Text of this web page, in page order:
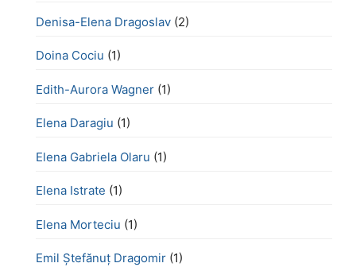
Denisa-Elena Dragoslav (2)
Doina Cociu (1)
Edith-Aurora Wagner (1)
Elena Daragiu (1)
Elena Gabriela Olaru (1)
Elena Istrate (1)
Elena Morteciu (1)
Emil Ștefănuț Dragomir (1)